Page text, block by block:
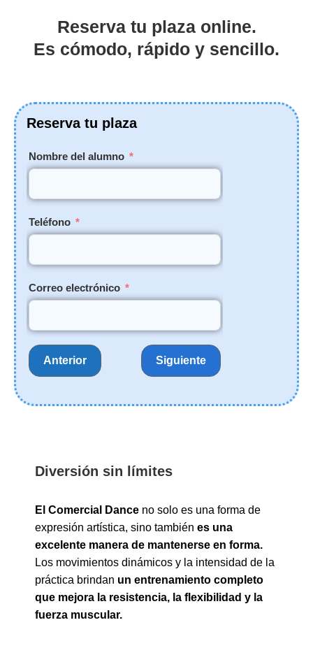
Reserva tu plaza online.
Es cómodo, rápido y sencillo.
Reserva tu plaza
Nombre del alumno
Teléfono
Correo electrónico
Anterior Siguiente
Observaciones
Diversión sin límites
El Comercial Dance no solo es una forma de
expresión artística, sino también es una
excelente manera de mantenerse en forma.
Los movimientos dinámicos y la intensidad de la
práctica brindan un entrenamiento completo
que mejora la resistencia, la flexibilidad y la
fuerza muscular.